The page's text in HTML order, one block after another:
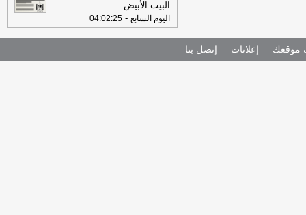
البيت الأبيض
اليوم السابع -
04:02:25
موقعك إعلانات إتصل بنا